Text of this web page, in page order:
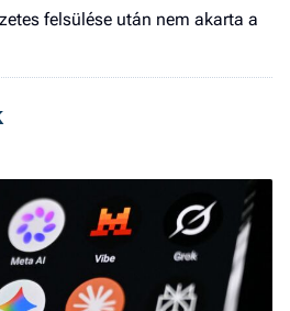
felsülése után nem akarta a